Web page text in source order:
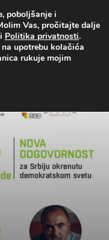
poboljšanje i
Vas, pročitajte dalje
Politika privatnosti.
upotrebu kolačića
rukuje mojim